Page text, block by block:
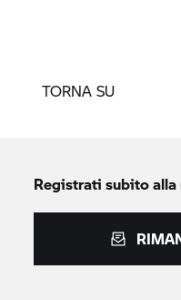
TORNA SU
Registrati subito